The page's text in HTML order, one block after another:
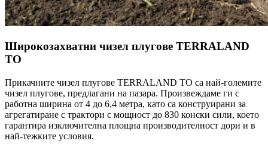
Широкозахватни чизел плугове TERRALAND
TO
Прикачните чизел плугове TERRALAND TO са най-големите
чизел плугове, предлагани на пазара. Произвеждаме ги с
работна ширина от 4 до 6,4 метра, като са конструирани за
агрегатиране с трактори с мощност до 830 конски сили, което
гарантира изключителна площна производителност дори и в
най-тежките условия.